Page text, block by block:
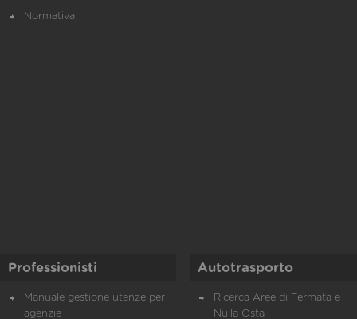
Normativa
Professionisti
Manuale gestione utenze per
agenzie
Autotrasporto
Ricerca Aree di Fermata e
Nulla Osta